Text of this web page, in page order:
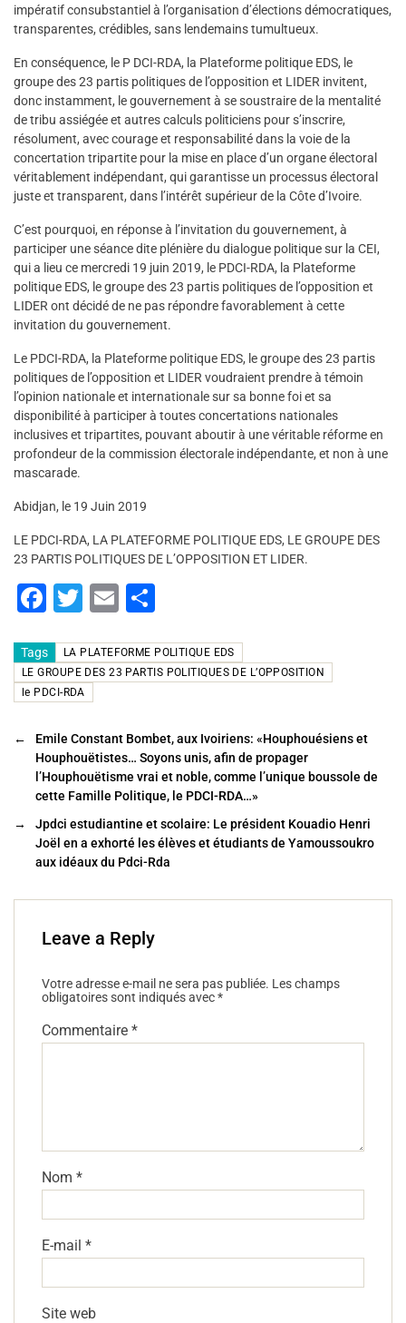
impératif consubstantiel à l’organisation d’élections démocratiques,
transparentes, crédibles, sans lendemains tumultueux.
En conséquence, le P DCI-RDA, la Plateforme politique EDS, le
groupe des 23 partis politiques de l’opposition et LIDER invitent,
donc instamment, le gouvernement à se soustraire de la mentalité
de tribu assiégée et autres calculs politiciens pour s’inscrire,
résolument, avec courage et responsabilité dans la voie de la
concertation tripartite pour la mise en place d’un organe électoral
véritablement indépendant, qui garantisse un processus électoral
juste et transparent, dans l’intérêt supérieur de la Côte d’Ivoire.
C’est pourquoi, en réponse à l’invitation du gouvernement, à
participer une séance dite plénière du dialogue politique sur la CEI,
qui a lieu ce mercredi 19 juin 2019, le PDCI-RDA, la Plateforme
politique EDS, le groupe des 23 partis politiques de l’opposition et
LIDER ont décidé de ne pas répondre favorablement à cette
invitation du gouvernement.
Le PDCI-RDA, la Plateforme politique EDS, le groupe des 23 partis
politiques de l’opposition et LIDER voudraient prendre à témoin
l’opinion nationale et internationale sur sa bonne foi et sa
disponibilité à participer à toutes concertations nationales
inclusives et tripartites, pouvant aboutir à une véritable réforme en
profondeur de la commission électorale indépendante, et non à une
mascarade.
Abidjan, le 19 Juin 2019
LE PDCI-RDA, LA PLATEFORME POLITIQUE EDS, LE GROUPE DES
23 PARTIS POLITIQUES DE L’OPPOSITION ET LIDER.
F
c
e
b
o
o
k
T
tt
er
E
ai
l
ta
g
Tags
LA PLATEFORME POLITIQUE EDS
LE GROUPE DES 23 PARTIS POLITIQUES DE L’OPPOSITION
le PDCI-RDA
←
Emile Constant Bombet, aux Ivoiriens: «Houphouésiens et
Houphouëtistes… Soyons unis, afin de propager
l’Houphouëtisme vrai et noble, comme l’unique boussole de
cette Famille Politique, le PDCI-RDA…»
→
Jpdci estudiantine et scolaire: Le président Kouadio Henri
Joël en a exhorté les élèves et étudiants de Yamoussoukro
aux idéaux du Pdci-Rda
Leave a Reply
Votre adresse e-mail ne sera pas publiée. Les champs
obligatoires sont indiqués avec*
Commentaire *
Nom *
E-mail *
Site web